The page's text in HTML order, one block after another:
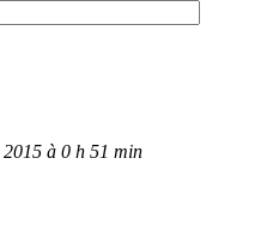
à 0 h 51 min